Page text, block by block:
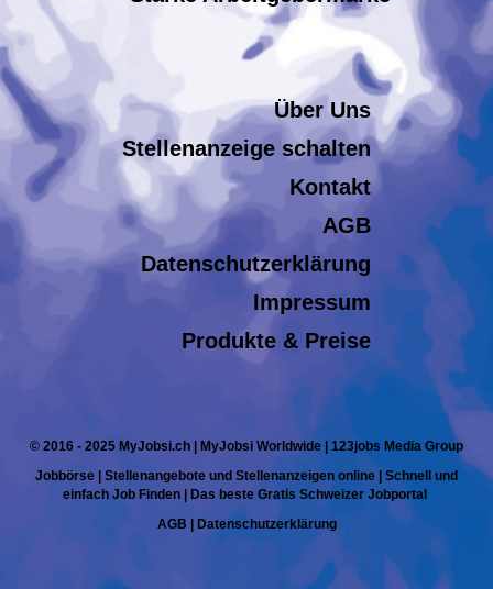
Über Uns
Stellenanzeige schalten
Kontakt
AGB
Datenschutzerklärung
Impressum
Produkte & Preise
© 2016 - 2025 MyJobsi.ch | MyJobsi Worldwide | 123jobs Media Group
Jobbörse | Stellenangebote und Stellenanzeigen online | Schnell und
einfach Job Finden | Das beste Gratis Schweizer Jobportal
AGB
Datenschutzerklärung